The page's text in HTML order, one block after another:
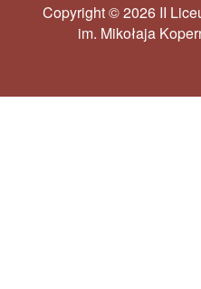
Copyright © 2026 II
im. Mikołaja